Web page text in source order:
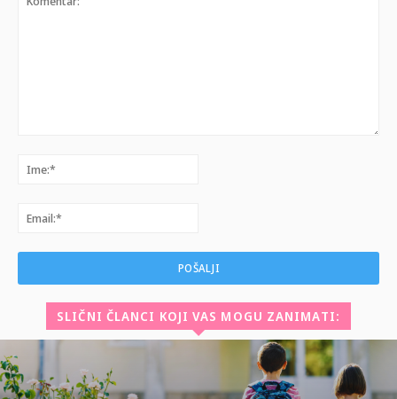
SLIČNI ČLANCI KOJI VAS MOGU ZANIMATI: